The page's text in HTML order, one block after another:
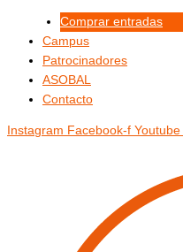
contenido
Comprar entradas
Campus
Patrocinadores
ASOBAL
Contacto
Instagram Facebook-f Youtube